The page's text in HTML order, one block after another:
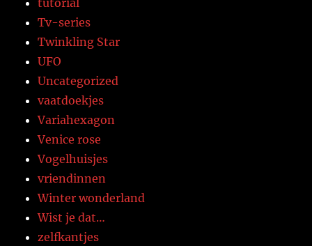
Tv-series
Twinkling Star
UFO
Uncategorized
vaatdoekjes
Variahexagon
Venice rose
Vogelhuisjes
vriendinnen
Winter wonderland
Wist je dat…
zelfkantjes